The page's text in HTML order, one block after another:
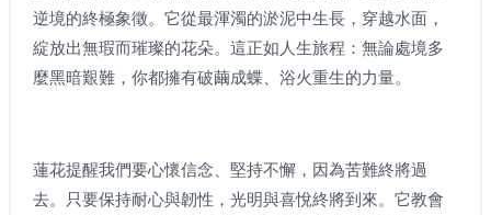
逆境的終極象徵。它從最渾濁的淤泥中生長，穿越水面，
綻放出無瑕而璀璨的花朵。這正如人生旅程：無論處境多
麼黑暗艱難，你都擁有破繭成蝶、浴火重生的力量。
蓮花提醒我們要心懷信念、堅持不懈，因為苦難終將過
去。只要保持耐心與韌性，光明與喜悅終將到來。它教會